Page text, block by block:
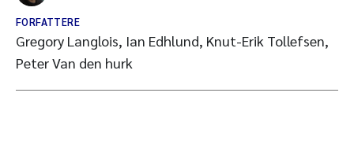
FORFATTERE
Gregory Langlois, Ian Edhlund, Knut-Erik Tollefsen,
Peter Van den hurk